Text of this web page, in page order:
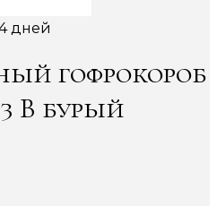
дней
гофрокороб
В бурый